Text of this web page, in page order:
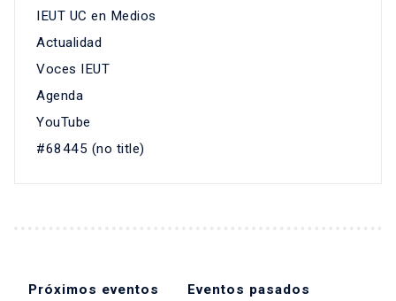
IEUT UC en Medios
Actualidad
Voces IEUT
Agenda
YouTube
#68445 (no title)
Próximos eventos Eventos pasados